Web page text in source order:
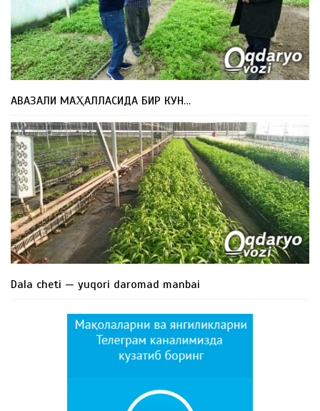
АВАЗАЛИ МАҲАЛЛАСИДА БИР КУН…
Dala cheti — yuqori daromad manbai